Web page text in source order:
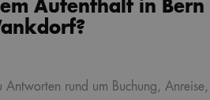
Aufenthalt in Bern
Antworten rund um Buchung, Anreise,